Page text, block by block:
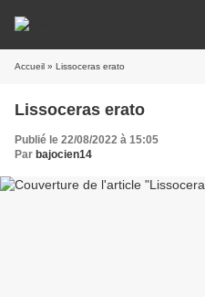
Accueil » Lissoceras erato
Lissoceras erato
Publié le 22/08/2022 à 15:05
Par bajocien14